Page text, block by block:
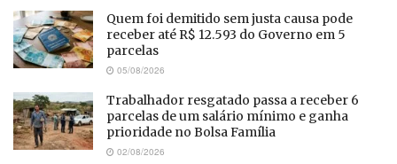
Quem foi demitido sem justa causa pode
receber até R$ 12.593 do Governo em 5
parcelas
05/08/2026
Trabalhador resgatado passa a receber 6
parcelas de um salário mínimo e ganha
prioridade no Bolsa Família
02/08/2026